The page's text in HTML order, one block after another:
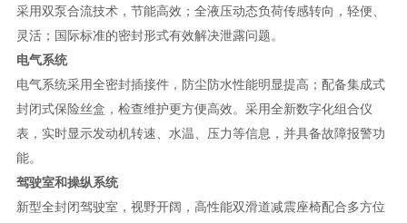
采用双泵合流技术，节能高效；全液压动态负荷传感转向，轻便、
灵活；国际标准的密封形式有效解决泄露问题。
电气系统
电气系统采用全密封插接件，防尘防水性能明显提高；配备集成式
封闭式保险丝盒，检查维护更方便高效。采用全新数字化组合仪
表，实时显示发动机转速、水温、压力等信息，并具备故障报警功
能。
驾驶室和操纵系统
新型全封闭驾驶室，视野开阔，高性能双滑道减震座椅配合多方位